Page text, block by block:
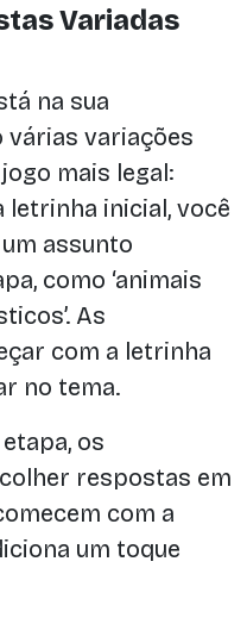
Variadas
na sua
várias variações
mais legal:
letrinha inicial, você
assunto
como ‘animais
As
com a letrinha
no tema.
os
respostas em
com a
um toque